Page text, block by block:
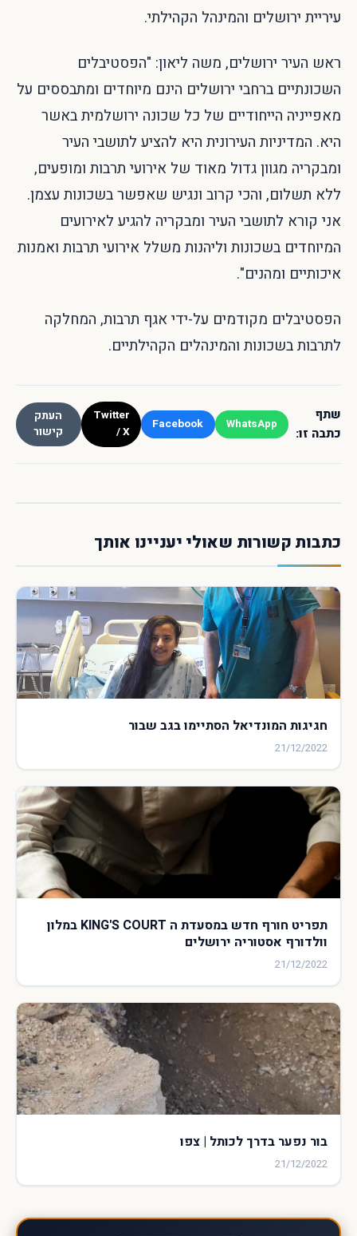
עיריית ירושלים והמינהל הקהילתי.
ראש העיר ירושלים, משה ליאון: "הפסטיבלים
השכונתיים ברחבי ירושלים הינם מיוחדים ומתבססים על
מאפייניה הייחודיים של כל שכונה ירושלמית באשר
היא. המדיניות העירונית היא להציע לתושבי העיר
ומבקריה מגוון גדול מאוד של אירועי תרבות ומופעים,
ללא תשלום, והכי קרוב ונגיש שאפשר בשכונות עצמן.
אני קורא לתושבי העיר ומבקריה להגיע לאירועים
המיוחדים בשכונות וליהנות משלל אירועי תרבות ואמנות
איכותיים ומהנים".
הפסטיבלים מקודמים על-ידי אגף תרבות, המחלקה
לתרבות בשכונות והמינהלים הקהילתיים.
שתף
כתבה זו:
WhatsApp
Facebook
Twitter
/ X
העתק
קישור
כתבות קשורות שאולי יעניינו אותך
חגיגות המונדיאל הסתיימו בגב שבור
21/12/2022
תפריט חורף חדש במסעדת ה KING'S COURT במלון
וולדורף אסטוריה ירושלים
21/12/2022
בור נפער בדרך לכותל | צפו
21/12/2022